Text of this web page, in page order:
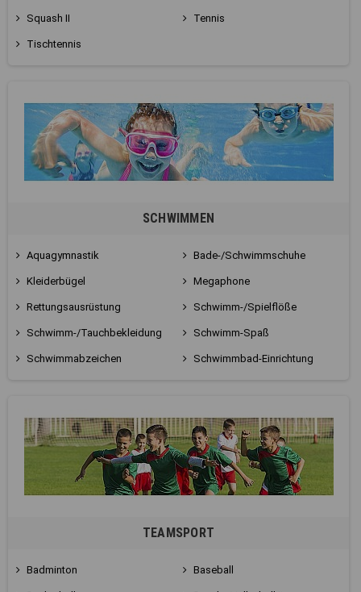
Squash II Tennis
Tischtennis
SCHWIMMEN
Aquagymnastik Bade-/Schwimmschuhe
Kleiderbügel Megaphone
Rettungsausrüstung Schwimm-/Spielflöße
Schwimm-/Tauchbekleidung Schwimm-Spaß
Schwimmabzeichen Schwimmbad-Einrichtung
TEAMSPORT
Badminton Baseball